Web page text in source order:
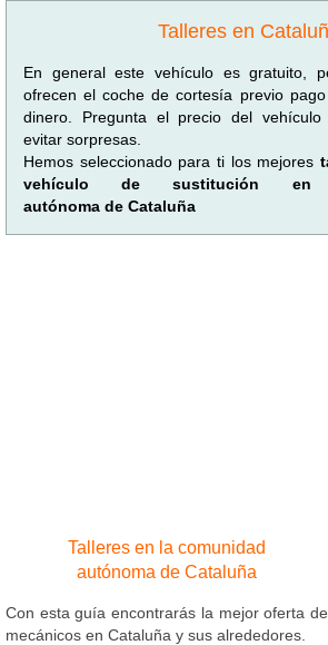
Talleres en
En general este vehículo es gratuito,
ofrecen el coche de cortesía previo
dinero. Pregunta el precio del vehículo
evitar sorpresas.
Hemos seleccionado para ti los mejores
vehículo de sustitución en
autónoma de Cataluña
Talleres en la comunidad
autónoma de Cataluña
Con esta guía encontrarás la mejor oferta de
mecánicos en Cataluña y sus alrededores.